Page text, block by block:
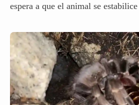
espera a que el animal se